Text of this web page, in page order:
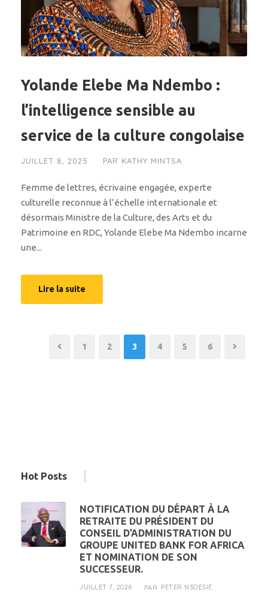
Yolande Elebe Ma Ndembo :
l’intelligence sensible au
service de la culture congolaise
JUILLET 8, 2025 PAR KATHY MINTSA
Femme de lettres, écrivaine engagée, experte
culturelle reconnue à l’échelle internationale et
désormais Ministre de la Culture, des Arts et du
Patrimoine en RDC, Yolande Elebe Ma Ndembo incarne
une...
Lire la suite
1 2 3 4 5 6
Hot Posts
NOTIFICATION DU DÉPART À LA
RETRAITE DU PRÉSIDENT DU
CONSEIL D’ADMINISTRATION DU
GROUPE UNITED BANK FOR AFRICA
ET NOMINATION DE SON
SUCCESSEUR.
JUILLET 7, 2026 PAR PETER NSOESIE